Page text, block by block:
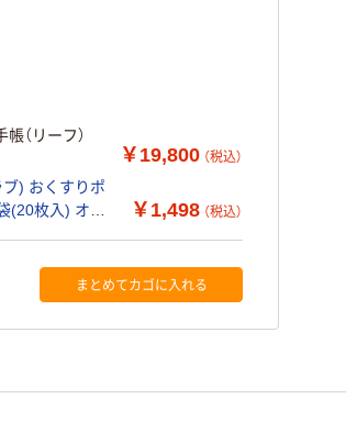
（リーフ）
￥19,800 （税込）
ブ) おくすりポ
枚入) オリ
￥1,498 （税込）
まとめてカゴに入れる